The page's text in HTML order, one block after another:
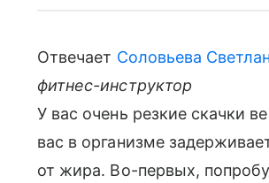
Отвечает Соловьева
фитнес-инструктор
У вас очень резкие скачки
вас в организме
от жира. Во-первых,